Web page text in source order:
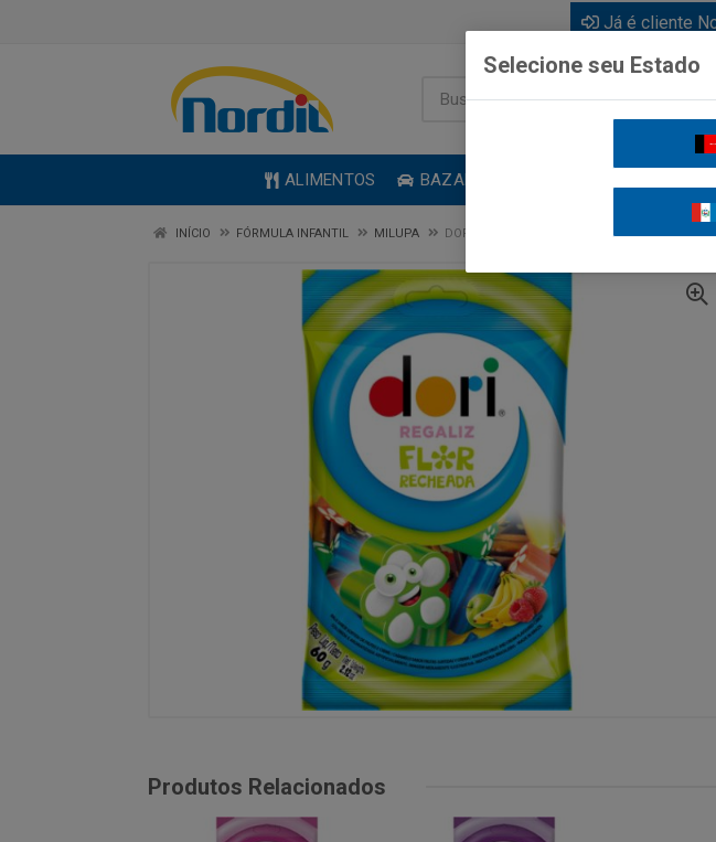
Já é cliente
ALIMENTOS BAZAR
INÍCIO FÓRMULA INFANTIL MILUPA DORI REGALIZ FLOR 60G
Produtos Relacionados
Selecione seu Estado